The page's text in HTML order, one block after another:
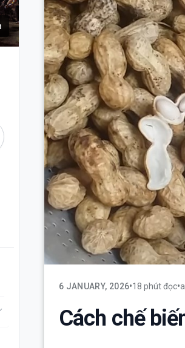
6 JANUARY, 2026•18 phút đọc•
Cách chế